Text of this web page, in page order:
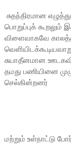
சுதந்திரமான
பொறுப்புக் கூறலும்
விளைவாகவே
சுயாதீனமான
தமது பணியினை
செல்கின்றனர்
மற்றும் உள்நாட்டு